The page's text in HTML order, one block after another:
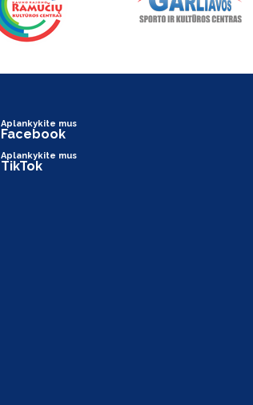
Aplankykite mus
Facebook
Aplankykite mus
TikTok